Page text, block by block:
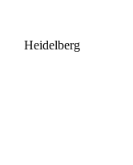
Heidelberg